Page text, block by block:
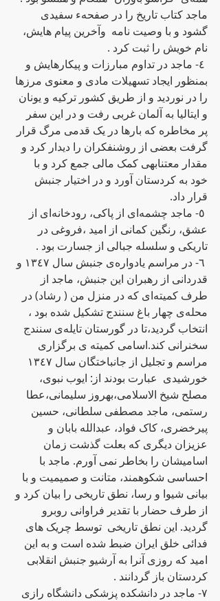
ماجد کتاب تاریخ را در صفحه‌ء سفیدی
گشود و با وصیت نامه‌  وآخرین پیام هایش،
نام خویش را ثبت کرد .
٤- ماجد در تداوم مبارزات و پیکارهایش و
بمنظور ایجاد تسهیلات مادی و معنوی مرزها
را در نوردید و از طریق کشور ترکیه‌ و یونان
و ایتالیا به‌ آلمان غربی رفت و در این سفر
پر مخاطره‌ که بارها‌ در یک قدمی مرگ قرار
گرفت بعضی از روشنفکران را دیدار کرد و
مقدار معتنابهی کمک مالی جمع کرد و با
خود به‌ کردستان آورد و در اختیار جنبش
قرار داد.
٥- ماجد چشمه‌ای از پاکی، رودخانه‌ای از
عشق، رنگین کمانی از امید ،فروغی در
تاریکی و سلسله‌ جبالی از جسارت بود .
٦- در مراسم یادواره‌ی جنبش سال ١٣٤٧ و
قدردانی از رهبران این جنبش، ماجد از
طرف کمیته‌ای که ‌در منزل من ( رشاد) در
محله‌ی چهار باغ سنندج تشکیل شده‌ بود ،
انتخاب گردید،تا در گورستان تایله‌ی سنندج
سخنرانی کند.اسامی کمیته‌ ی برگزاری
خورشیدی  عبارت بودند از: ایوب نبوی،
مصلح شیخ الاسلامی،بهروز سلیمانی،عطا
رستمی، ماجد مصطفی سلطانی، حسین
پیرخضری، کاک فواد، عبدالله‌ بابان و
عزیزان دیگری که‌ بعلت گذشت زمان
اسامیشان را بخاطر نمی آورم. ماجد با
احساسی شکوهمند، متانت و صمیمیت و با
بیانی شیوا و رسا، نطق تاریخی را بیان کرد و
از طرف حضار با تقدیر فراوانی روبرو
گردید. این نطق تاریخی  توسط چریک های
فدائی خلق ایران ضبط شده‌ است و به‌ این
امید که‌ روزی آنرا به‌ آرشیو جنبش انقلابی
کردستان باز گردانند .
٧- ماجد در دانشکده‌ پزشکی دانشگاه‌ رازی